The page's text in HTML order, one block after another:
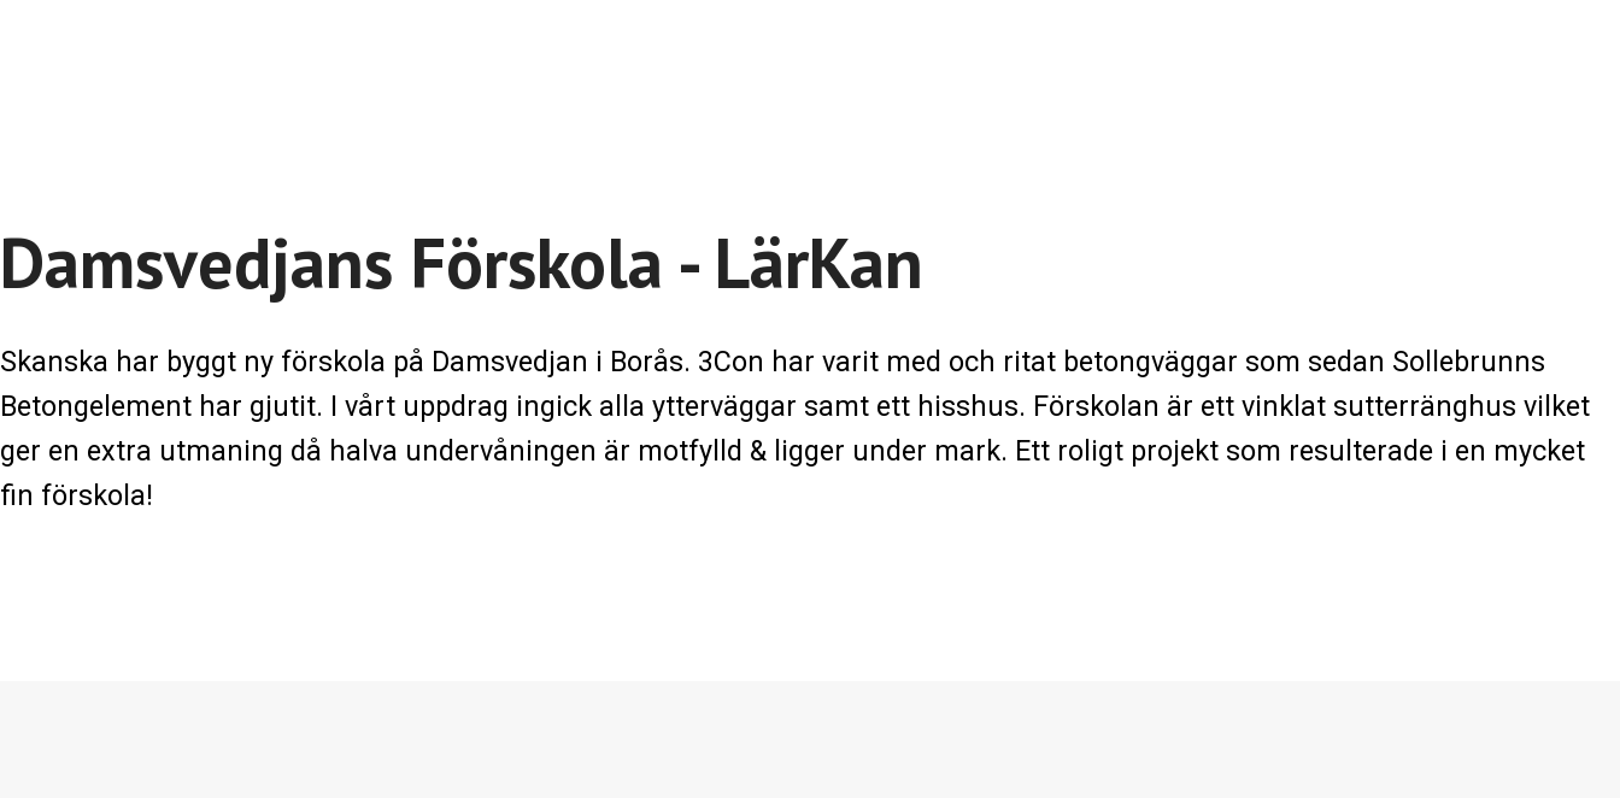
Damsvedjans Förskola - LärKan
Skanska har byggt ny förskola på Damsvedjan i Borås. 3Con har varit med och ritat betongväggar som sedan Sollebrunns
Betongelement har gjutit. I vårt uppdrag ingick alla ytterväggar samt ett hisshus. Förskolan är ett vinklat sutterränghus vilket
ger en extra utmaning då halva undervåningen är motfylld & ligger under mark. Ett roligt projekt som resulterade i en mycket
fin förskola!